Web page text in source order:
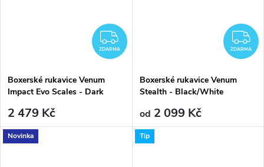
ZDARMA
ZDARMA
Boxerské rukavice Venum
Impact Evo Scales - Dark
2 479 Kč
ZDARMA
Boxerské rukavice Venum
Stealth - Black/White
od 2 099 Kč
Novinka Tip